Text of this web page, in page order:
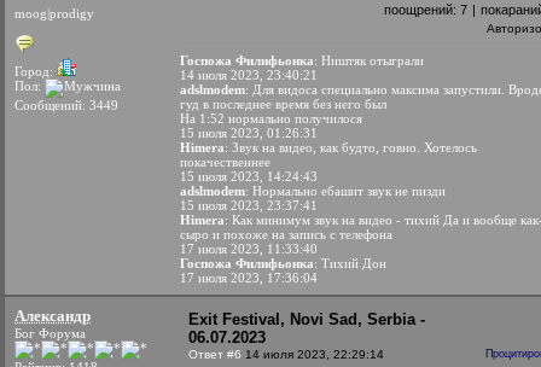
moog|prodigy
Город:
Пол:
Сообщений: 3449
поощрений: 7 |
Госпожа Филифьонка: Ништяк отыграли
14 июля 2023, 23:40:21
adslmodem: Для видоса специально максима запустили.
гуд в последнее время без него был
На 1:52 нормально получилося
15 июля 2023, 01:26:31
Himera: Звук на видео, как будто, говно. Хотелось
покачественнее
15 июля 2023, 14:24:43
adslmodem: Нормально ебашит звук не пизди
15 июля 2023, 23:37:41
Himera: Как минимум звук на видео - тихий Да и вообще
сыро и похоже на запись с телефона
17 июля 2023, 11:33:40
Госпожа Филифьонка: Тихий Дон
17 июля 2023, 17:36:04
Александр
Бог Форума
Exit Festival, Novi Sad, Serbia -
06.07.2023
Ответ #6 14 июля 2023, 22:29:14